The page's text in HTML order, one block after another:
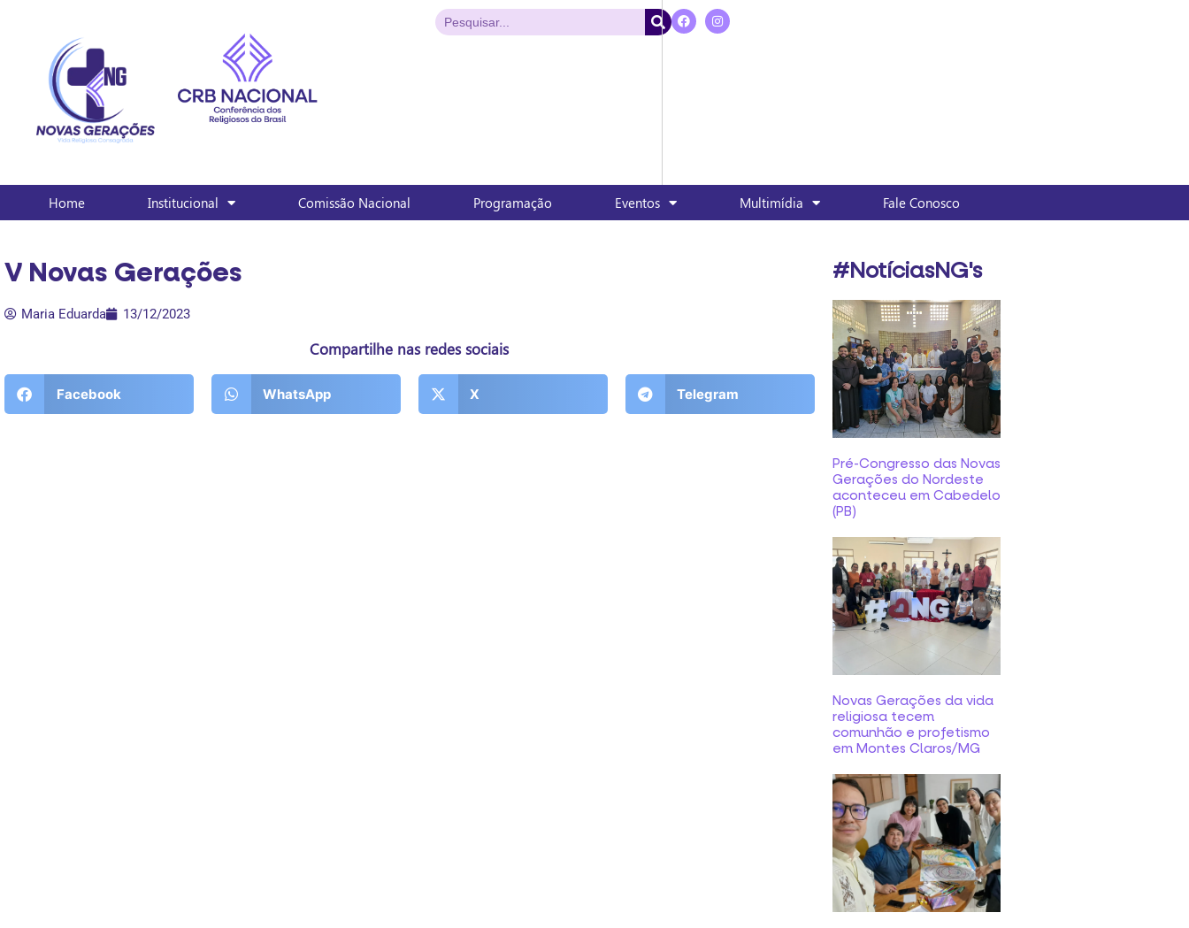
Home Institucional Comissão Nacional Programação Eventos Multimídia Fale Conosco
V Novas Gerações
Maria Eduarda 13/12/2023
Compartilhe nas redes sociais
Facebook WhatsApp X Telegram
#NotíciasNG's
Pré-Congresso das Novas
Gerações do Nordeste
aconteceu em Cabedelo
(PB)
Novas Gerações da vida
religiosa tecem
comunhão e profetismo
em Montes Claros/MG